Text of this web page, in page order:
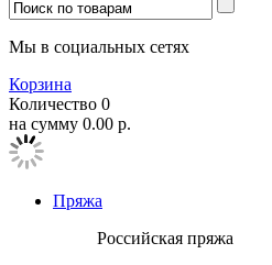
Мы в социальных сетях
Корзина
Количество 0
на сумму 0.00 р.
Пряжа
Российская пряжа